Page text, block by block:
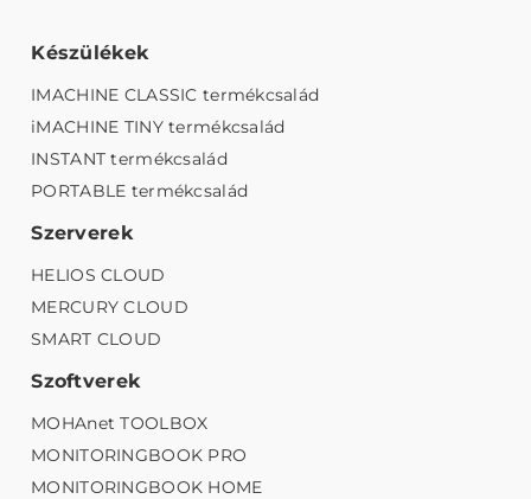
Készülékek
IMACHINE CLASSIC termékcsalád
iMACHINE TINY termékcsalád
INSTANT termékcsalád
PORTABLE termékcsalád
Szerverek
HELIOS CLOUD
MERCURY CLOUD
SMART CLOUD
Szoftverek
MOHAnet TOOLBOX
MONITORINGBOOK PRO
MONITORINGBOOK HOME